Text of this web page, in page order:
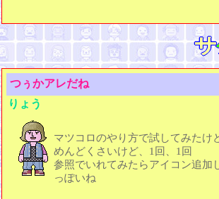
つぅかアレだね
りょう
マツコロのやり方で試してみたけ
めんどくさいけど、1回、1回
参照でいれてみたらアイコン追加
っぽいね